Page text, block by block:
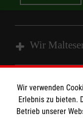
Wir
Spenden und
Wir verwenden
Erlebnis zu bieten.
Betrieb unserer